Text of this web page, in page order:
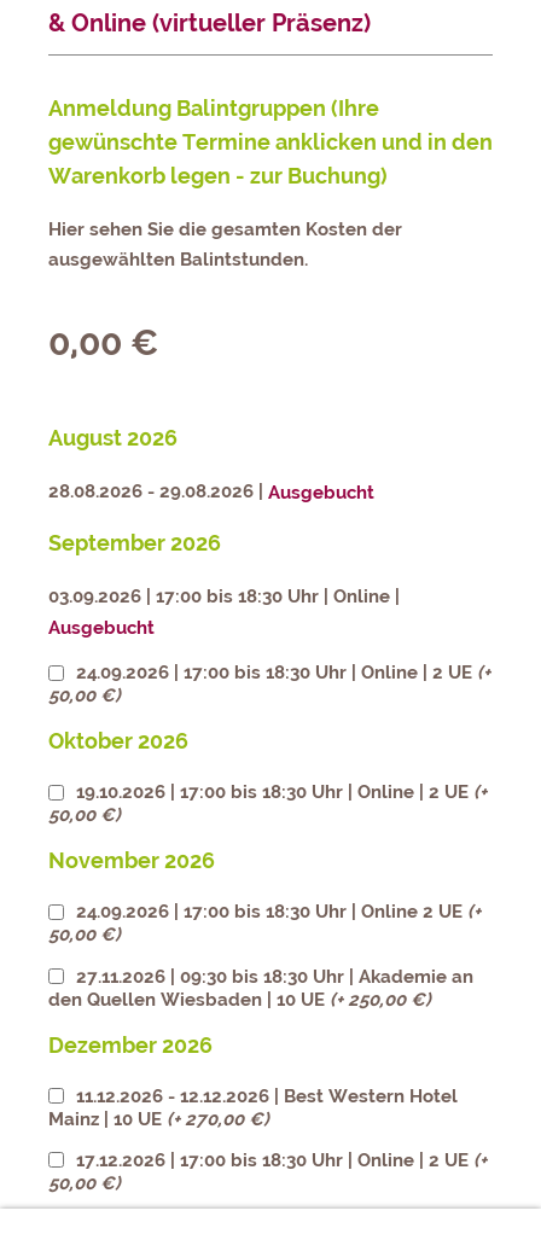
& Online (virtueller Präsenz)
Anmeldung Balintgruppen (Ihre
gewünschte Termine anklicken und in den
Warenkorb legen - zur Buchung)
Hier sehen Sie die gesamten Kosten der
ausgewählten Balintstunden.
0,00 €
August 2026
28.08.2026 - 29.08.2026 | Ausgebucht
September 2026
03.09.2026 | 17:00 bis 18:30 Uhr | Online |
Ausgebucht
24.09.2026 | 17:00 bis 18:30 Uhr | Online | 2 UE (+
50,00 €)
Oktober 2026
19.10.2026 | 17:00 bis 18:30 Uhr | Online | 2 UE (+
50,00 €)
November 2026
24.09.2026 | 17:00 bis 18:30 Uhr | Online 2 UE (+
50,00 €)
27.11.2026 | 09:30 bis 18:30 Uhr | Akademie an
den Quellen Wiesbaden | 10 UE (+ 250,00 €)
Dezember 2026
11.12.2026 - 12.12.2026 | Best Western Hotel
Mainz | 10 UE (+ 270,00 €)
17.12.2026 | 17:00 bis 18:30 Uhr | Online | 2 UE (+
50,00 €)